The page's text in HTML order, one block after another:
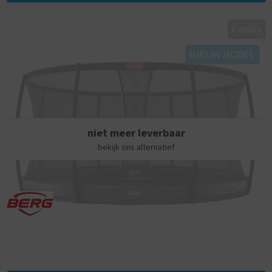
Robuust Frame:
bevestigd en maar liefst 8 maal doorgestikt.
de TwinSpring Gold veer ontwikkeld. De TwinSpring Gold veren hebben
meer wikkelingen. Ze zijn daardoor soepeler en veiliger, wat resulteert
niet meer leverbaar
bekijk ons alternatief